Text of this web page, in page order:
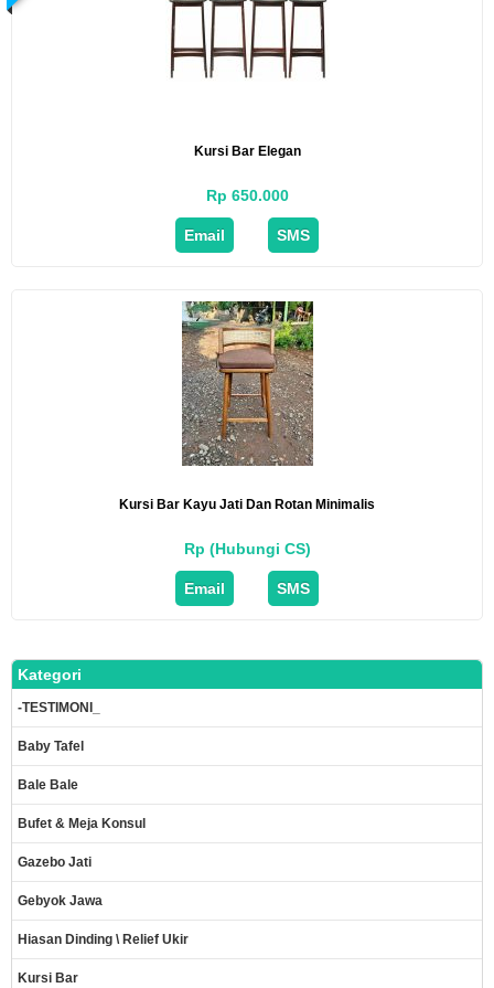
Kursi Bar Elegan
Rp 650.000
Email SMS
Kursi Bar Kayu Jati Dan Rotan Minimalis
Rp (Hubungi CS)
Email SMS
Kategori
-TESTIMONI_
Baby Tafel
Bale Bale
Bufet & Meja Konsul
Gazebo Jati
Gebyok Jawa
Hiasan Dinding \ Relief Ukir
Kursi Bar